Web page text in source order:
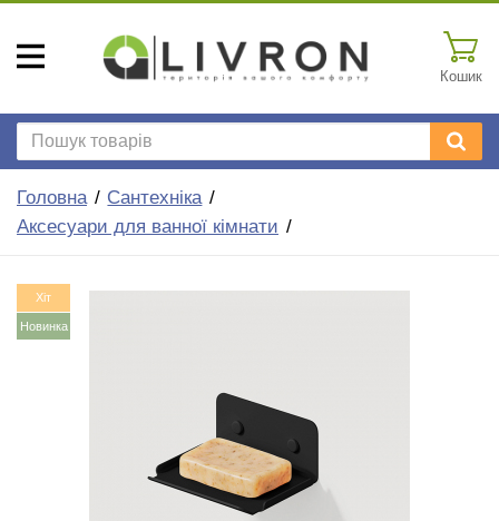
Кошик
Головна
Сантехніка
Аксесуари для ванної кімнати
Хіт
Новинка